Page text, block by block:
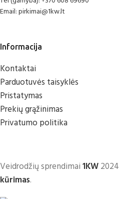
Email: pirkimai@1kw.lt
Informacija
Kontaktai
Parduotuvės taisyklės
Pristatymas
Prekių grąžinimas
Privatumo politika
Veidrodžių sprendimai1KW2024
kūrimas.